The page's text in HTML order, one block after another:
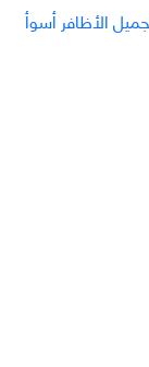
الأظافر أسوأ